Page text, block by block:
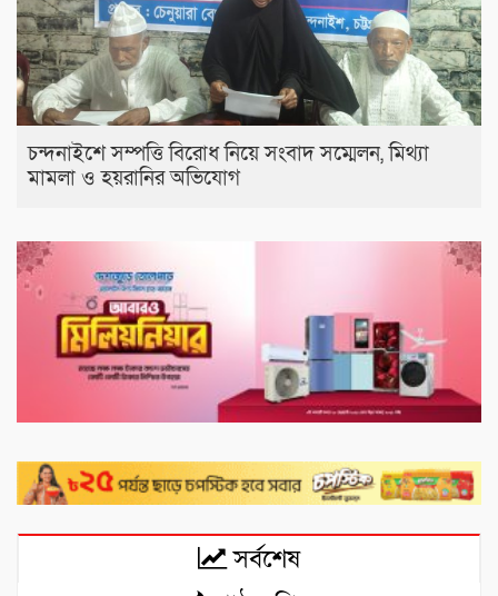
চন্দনাইশে সম্পত্তি বিরোধ নিয়ে সংবাদ সম্মেলন, মিথ্যা
মামলা ও হয়রানির অভিযোগ
সর্বশেষ